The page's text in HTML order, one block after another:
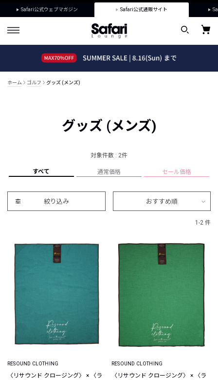
Safari公式ウェブマガジン Safari公式通販サイト
ホーム ゴルフ グッズ (メンズ)
グッズ (メンズ)
対象件数 : 2件
すべて 通常価格 セール価格
絞り込み おすすめ順
1-2 件
RESOUND CLOTHING
〈リサウンド クロージング〉 × 〈ラ
RESOUND CLOTHING
〈リサウンド クロージング〉 × 〈ラ